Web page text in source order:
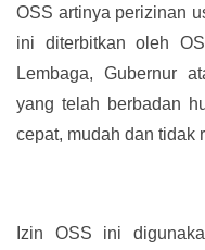
OSS artinya perizinan
ini diterbitkan oleh
Lembaga, Gubernur
yang telah berbadan
cepat, mudah dan tidak
Izin OSS ini